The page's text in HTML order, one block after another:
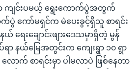
ကျင်းပမယ့် ရွေးကောက်ပွဲအတွက်
က်ပွဲ ကော်မရှင်က မဲပေးခွင့်ရှိသူ စာရင်း
ရေးချောင်းဖျားဒေသမှာရှိတဲ့ မွန်
ာ နယ်မြေအတွင်းက ကျေးရွာ ၁၀ ရွာ
ောက် စာရင်းမှာ ပါမလာပဲ ဖြစ်နေတာ